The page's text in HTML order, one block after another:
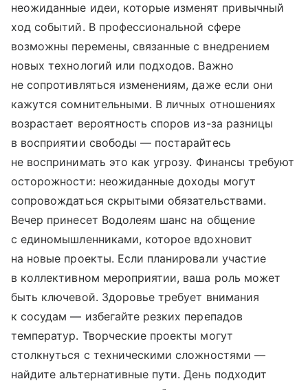
неожиданные идеи, которые изменят привычный
ход событий. В профессиональной сфере
возможны перемены, связанные с внедрением
новых технологий или подходов. Важно
не сопротивляться изменениям, даже если они
кажутся сомнительными. В личных отношениях
возрастает вероятность споров из-за разницы
в восприятии свободы — постарайтесь
не воспринимать это как угрозу. Финансы требуют
осторожности: неожиданные доходы могут
сопровождаться скрытыми обязательствами.
Вечер принесет Водолеям шанс на общение
с единомышленниками, которое вдохновит
на новые проекты. Если планировали участие
в коллективном мероприятии, ваша роль может
быть ключевой. Здоровье требует внимания
к сосудам — избегайте резких перепадов
температур. Творческие проекты могут
столкнуться с техническими сложностями —
найдите альтернативные пути. День подходит